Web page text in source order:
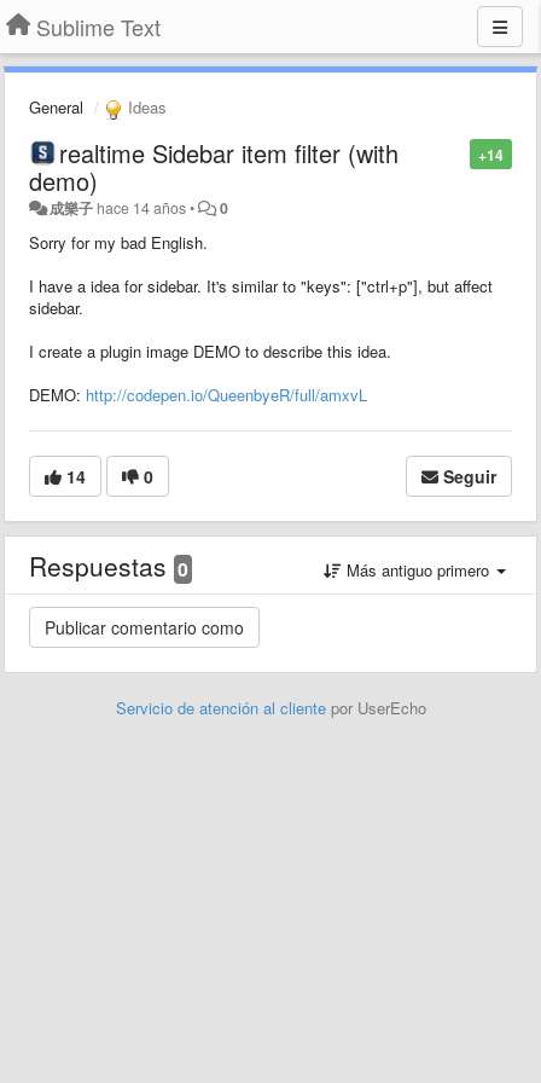
Sublime Text
General Ideas
+14
realtime Sidebar item filter (with
demo)
成樂子 hace 14 años• 0
Sorry for my bad English.
I have a idea for sidebar. It's similar to "keys": ["ctrl+p"], but affect
sidebar.
I create a plugin image DEMO to describe this idea.
DEMO: http://codepen.io/QueenbyeR/full/amxvL
14 0 Seguir
Respuestas 0 Más antiguo primero
Servicio de atención al cliente por UserEcho